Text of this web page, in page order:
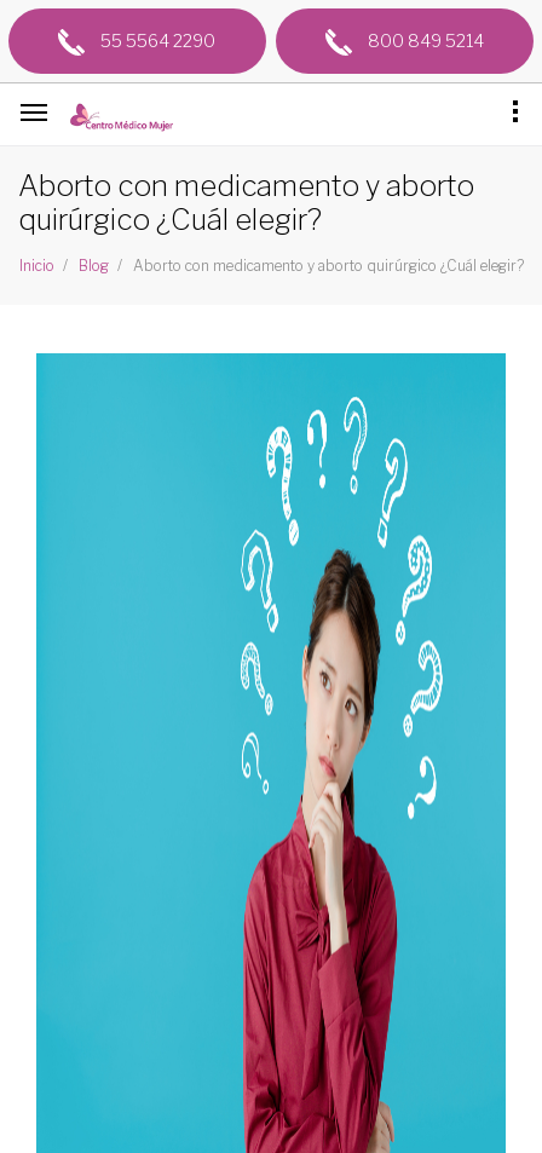
55 5564 2290 800 849 5214
Aborto con medicamento y aborto
quirúrgico ¿Cuál elegir?
Inicio Blog Aborto con medicamento y aborto quirúrgico ¿Cuál elegir?